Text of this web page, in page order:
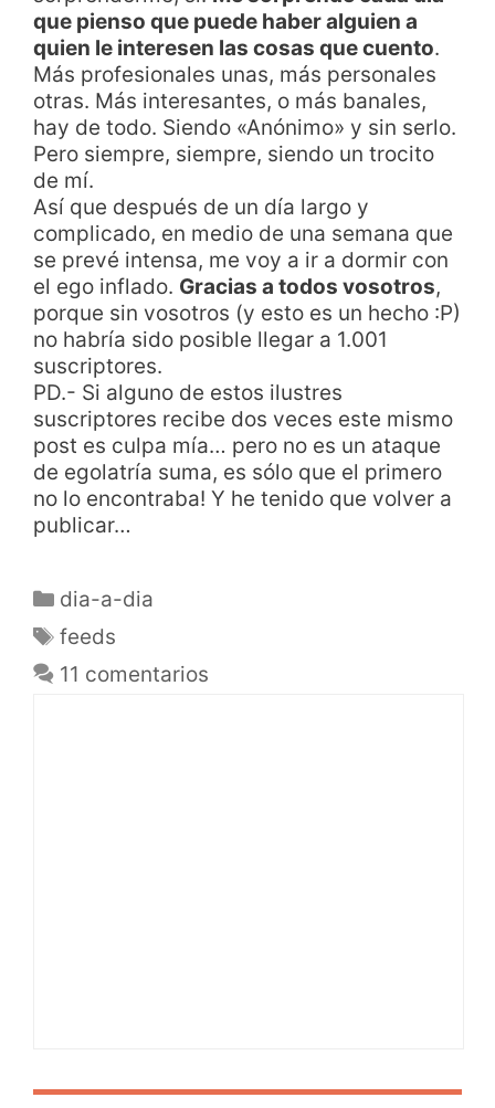
que pienso que puede haber alguien a
quien le interesen las cosas que cuento.
Más profesionales unas, más personales
otras. Más interesantes, o más banales,
hay de todo. Siendo «Anónimo» y sin serlo.
Pero siempre, siempre, siendo un trocito
de mí.
Así que después de un día largo y
complicado, en medio de una semana que
se prevé intensa, me voy a ir a dormir con
el ego inflado. Gracias a todos vosotros,
porque sin vosotros (y esto es un hecho :P)
no habría sido posible llegar a 1.001
suscriptores.
PD.- Si alguno de estos ilustres
suscriptores recibe dos veces este mismo
post es culpa mía… pero no es un ataque
de egolatría suma, es sólo que el primero
no lo encontraba! Y he tenido que volver a
publicar…
dia-a-dia
feeds
11 comentarios